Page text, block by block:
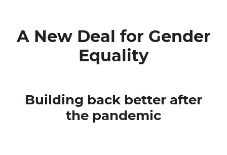
A New Deal for Gender
Equality
Building back better after
the pandemic